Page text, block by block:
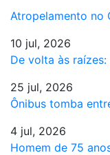
Atropelamento no
10 jul, 2026
De volta às
25 jul, 2026
Ônibus tomba
4 jul, 2026
Homem de 75